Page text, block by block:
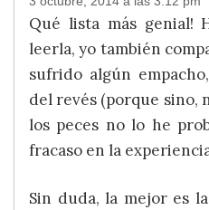
Qué lista más genial!
leerla, yo también
sufrido algún
del revés (porque sino,
los peces no lo he
fracaso en la
Sin duda, la mejor es